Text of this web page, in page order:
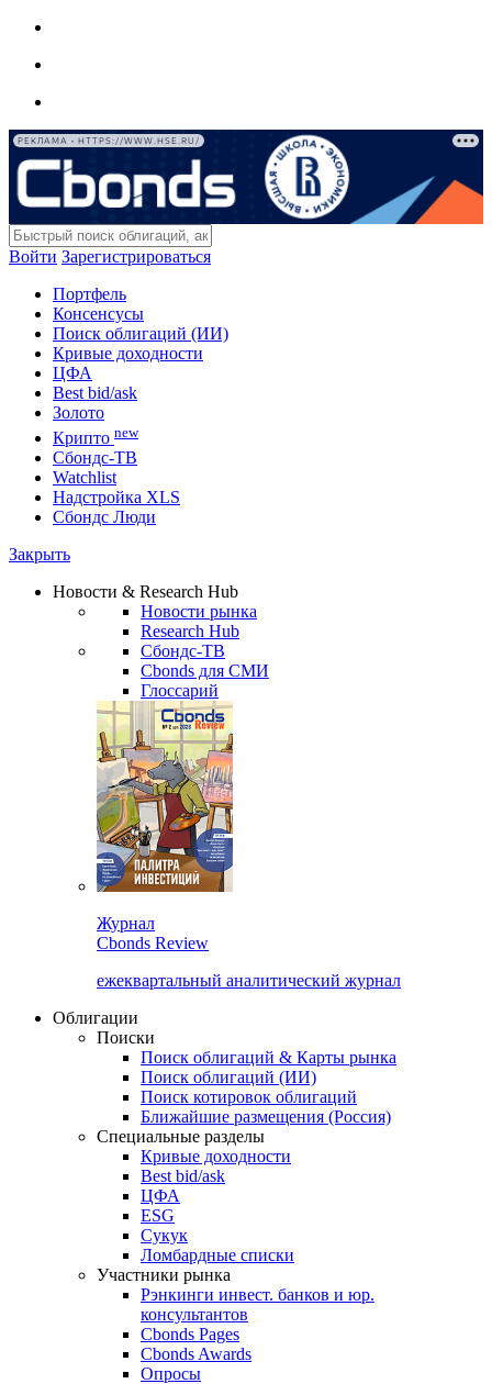
РЕКЛАМА • HTTPS://WWW.HSE.RU/
Войти Зарегистрироваться
Портфель
Консенсусы
Поиск облигаций (ИИ)
Кривые доходности
ЦФА
Best bid/ask
Золото
Крипто new
Сбондс-ТВ
Watchlist
Надстройка XLS
Сбондс Люди
Закрыть
Новости & Research Hub
Новости рынка
Research Hub
Сбондс-ТВ
Cbonds для СМИ
Глоссарий
Журнал
Cbonds Review
ежеквартальный аналитический журнал
Облигации
Поиски
Поиск облигаций & Карты рынка
Поиск облигаций (ИИ)
Поиск котировок облигаций
Ближайшие размещения (Россия)
Специальные разделы
Кривые доходности
Best bid/ask
ЦФА
ESG
Сукук
Ломбардные списки
Участники рынка
Рэнкинги инвест. банков и юр.
консультантов
Cbonds Pages
Cbonds Awards
Опросы